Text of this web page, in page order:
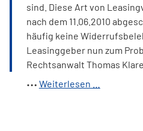
sind. Diese Art von
nach dem 11.06.2010
häufig keine
Leasinggeber nun zum
Rechtsanwalt Thomas
Weiterlesen …